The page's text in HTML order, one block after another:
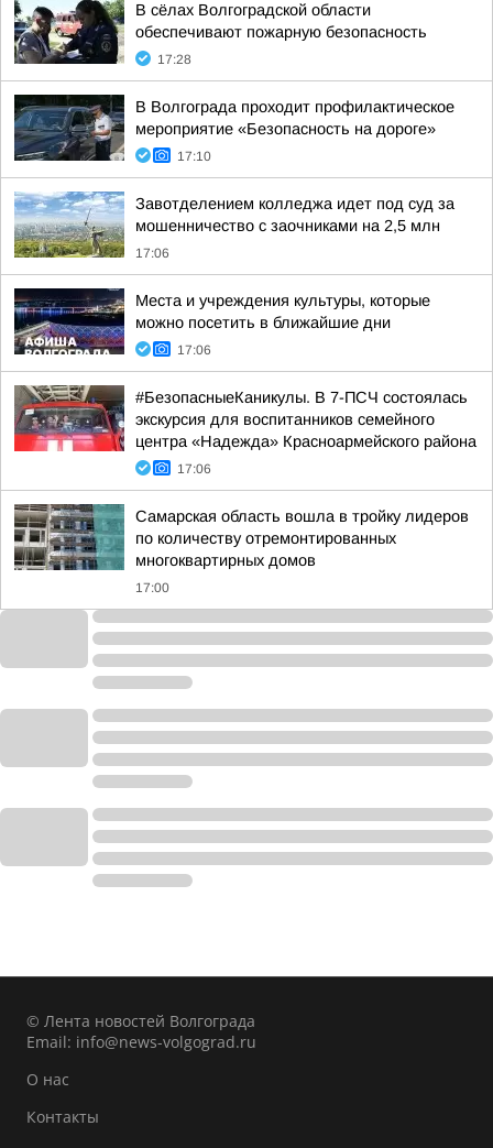
В сёлах Волгоградской области
обеспечивают пожарную безопасность
17:28
В Волгограда проходит профилактическое
мероприятие «Безопасность на дороге»
17:10
Завотделением колледжа идет под суд за
мошенничество с заочниками на 2,5 млн
17:06
Места и учреждения культуры, которые
можно посетить в ближайшие дни
17:06
#БезопасныеКаникулы. В 7-ПСЧ состоялась
экскурсия для воспитанников семейного
центра «Надежда» Красноармейского района
17:06
Самарская область вошла в тройку лидеров
по количеству отремонтированных
многоквартирных домов
17:00
© Лента новостей Волгограда
Email: info@news-volgograd.ru
О нас
Контакты